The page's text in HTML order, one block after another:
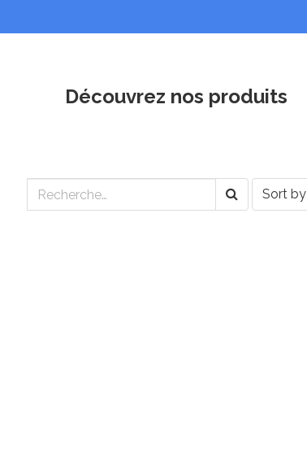
Découvrez nos produits
Sort by